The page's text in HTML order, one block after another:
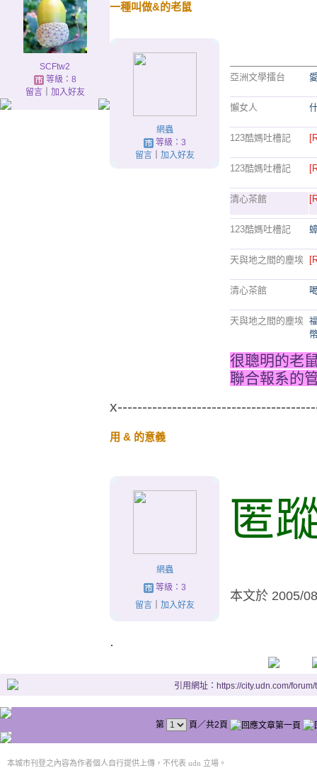
SCFtw2
等級：8
留言｜ 加入好友
一種叫做&的老鼠
網蟲
等級：3
留言｜ 加入好友
亞洲文學擂台
懶女人
123酷媽吐槽記
123酷媽吐槽記
清心茶館
123酷媽吐槽記
天與地之間的塵埃
清心茶館
天與地之間的塵埃
很聰明的老
聯合報系的
用 & 的意義
網蟲
等級：3
留言｜ 加入好友
匿
本文於 2005/
.
引用網址：https://city.udn.com/
第 頁／共2頁
本城市刊登之內容為作者個人自行提供上傳，不代表 udn 立場。